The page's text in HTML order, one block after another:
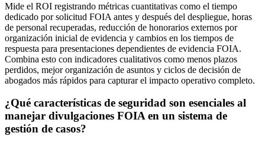
Mide el ROI registrando métricas cuantitativas como el tiempo
dedicado por solicitud FOIA antes y después del despliegue, horas
de personal recuperadas, reducción de honorarios externos por
organización inicial de evidencia y cambios en los tiempos de
respuesta para presentaciones dependientes de evidencia FOIA.
Combina esto con indicadores cualitativos como menos plazos
perdidos, mejor organización de asuntos y ciclos de decisión de
abogados más rápidos para capturar el impacto operativo completo.
¿Qué características de seguridad son esenciales al
manejar divulgaciones FOIA en un sistema de
gestión de casos?